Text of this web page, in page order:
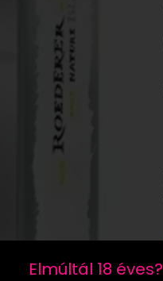
Elmúltál 18 éves?